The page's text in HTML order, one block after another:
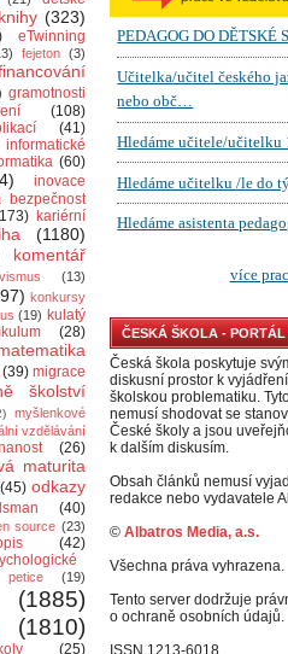
(323)
eTwinning
fejeton (3)
gramotnosti
(108)
(41)
informatické
(60)
inovace
bezpečnost
kariérní
(1180)
komentář
(13)
konkursy
(19) kulatý
(28)
(39) migrace
školství
myšlenkové
vzdělávání
(26)
maturita
(45) odkazy
(40)
source (23)
(42)
petice (19)
(1885)
(1810)
(25)
ČESKÁ ŠKOLA - PORTÁL
Česká škola poskytuje
diskusní prostor k
školskou problematiku.
nemusí shodovat se
České školy a jsou
k dalším diskusím.
Obsah článků nemusí
redakce nebo vydavatele
© Albatros Media, a.s.
Všechna práva vyhrazena.
Tento server dodržuje
o ochraně osobních údajů.
ISSN 1213-6018